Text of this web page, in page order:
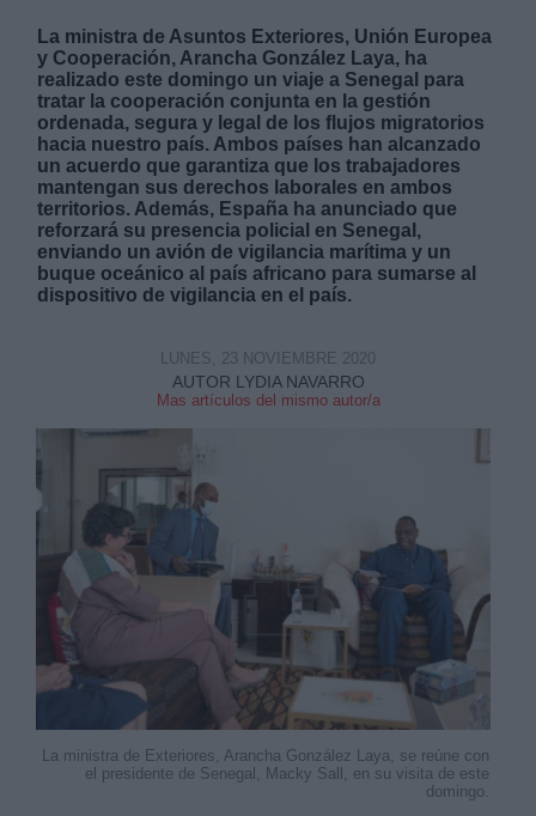
La ministra de Asuntos Exteriores, Unión Europea
y Cooperación, Arancha González Laya, ha
realizado este domingo un viaje a Senegal para
tratar la cooperación conjunta en la gestión
ordenada, segura y legal de los flujos migratorios
hacia nuestro país. Ambos países han alcanzado
un acuerdo que garantiza que los trabajadores
mantengan sus derechos laborales en ambos
territorios. Además, España ha anunciado que
reforzará su presencia policial en Senegal,
enviando un avión de vigilancia marítima y un
buque oceánico al país africano para sumarse al
dispositivo de vigilancia en el país.
AUTOR LYDIA NAVARRO
Mas artículos del mismo autor/a
LUNES, 23 NOVIEMBRE 2020
La ministra de Exteriores, Arancha González Laya, se reúne con
el presidente de Senegal, Macky Sall, en su visita de este
domingo.
Destinatarios:
Derechos:
Información adicional